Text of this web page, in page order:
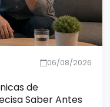
06/08/2026
de
Saber Antes